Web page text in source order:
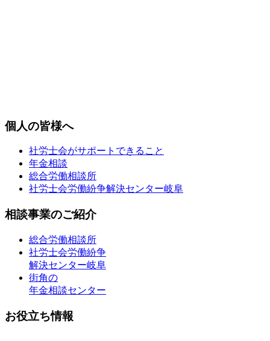
個人の皆様へ
社労士会がサポートできること
年金相談
総合労働相談所
社労士会労働紛争解決センター岐阜
相談事業のご紹介
総合労働相談所
社労士会労働紛争
解決センター岐阜
街角の
年金相談センター
お役立ち情報